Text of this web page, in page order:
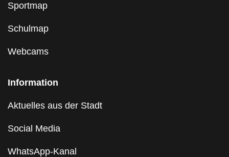
Sportmap
Schulmap
Webcams
Information
Aktuelles aus der Stadt
Social Media
WhatsApp-Kanal